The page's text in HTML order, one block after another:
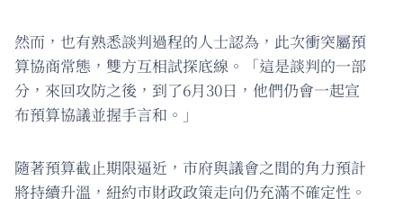
然而，也有熟悉談判過程的人士認為，此次衝突屬預
算協商常態，雙方互相試探底線。「這是談判的一部
分，來回攻防之後，到了6月30日，他們仍會一起宣
布預算協議並握手言和。」
隨著預算截止期限逼近，市府與議會之間的角力預計
將持續升溫，紐約市財政政策走向仍充滿不確定性。